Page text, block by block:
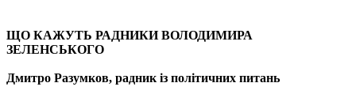
ЩО КАЖУТЬ РАДНИКИ ВОЛОДИМИРА
ЗЕЛЕНСЬКОГО
Дмитро Разумков, радник із політичних питань